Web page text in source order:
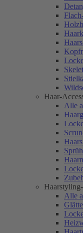
Haar-
Alle
Alle